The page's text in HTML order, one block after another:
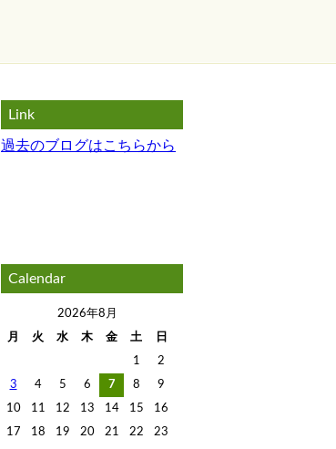
Link
過去のブログはこちらから
Calendar
2026年8月
月
火 水 木 金 土
日
1
2
3
4 5 6 7 8
9
10
11 12 13 14 15
16
17
18 19 20 21 22
23